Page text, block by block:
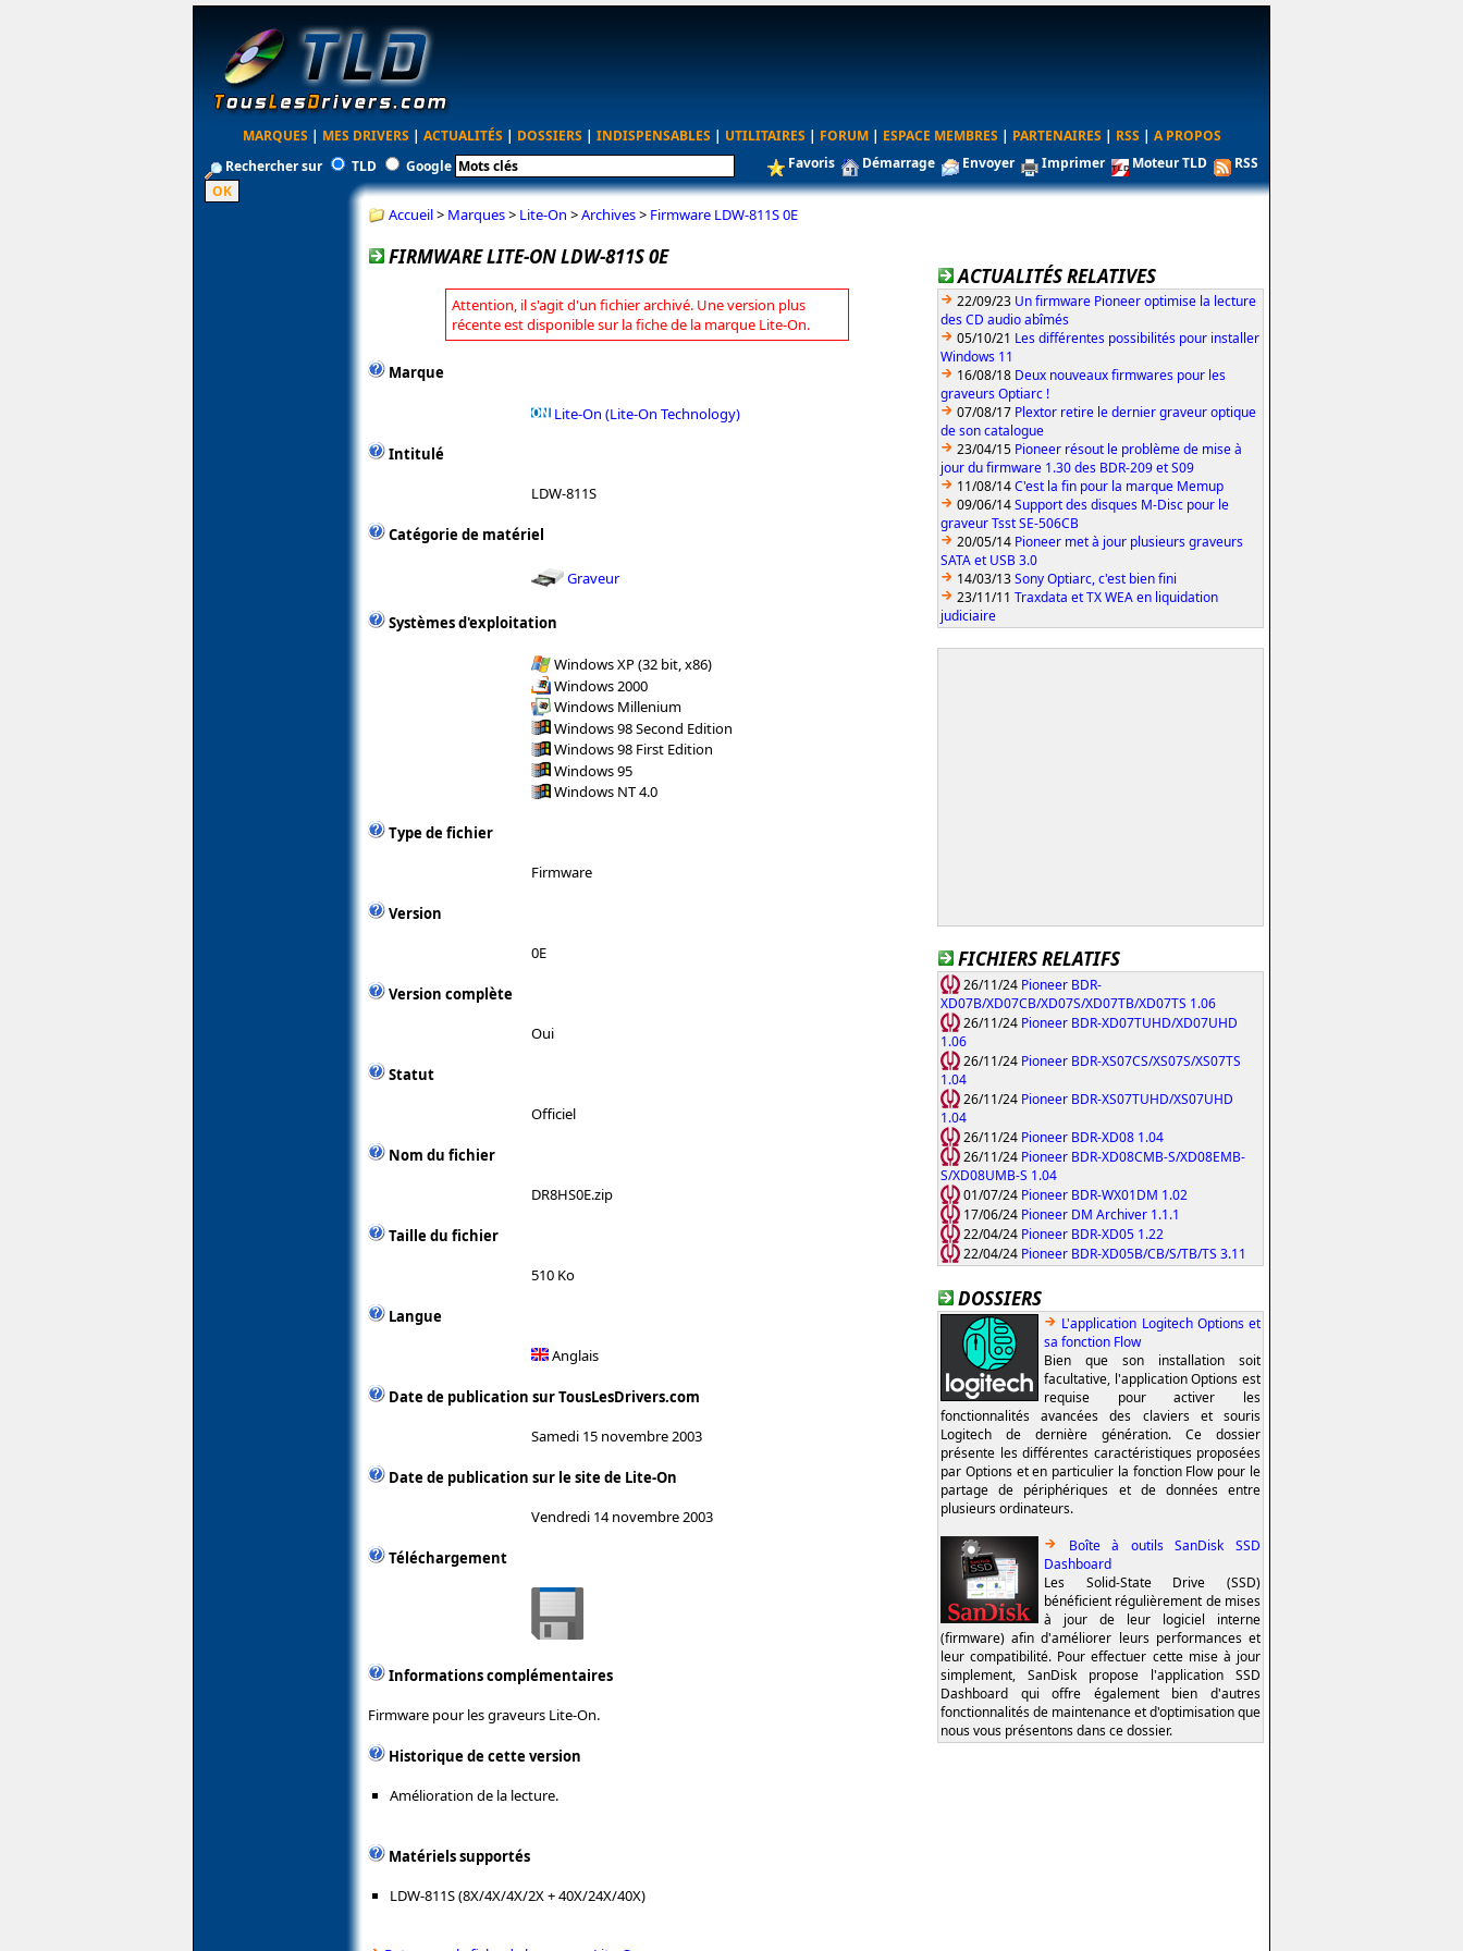
MARQUES | MES DRIVERS | ACTUALITÉS | DOSSIERS | INDISPENSABLES | UTILITAIRES | FORUM | ESPACE MEMBRES | PARTENAIRES | RSS | A PROPOS
Rechercher sur
TLD Google Favoris Démarrage Envoyer Imprimer Moteur TLD RSS
Accueil> Marques> Lite-On >Archives> Firmware LDW-811S 0E
FIRMWARE LITE-ON LDW-811S 0E
Attention, il s'agit d'un fichier archivé. Une version plus
récente est disponible sur la fiche de la marque Lite-On.
Marque
Lite-On (Lite-On Technology)
Intitulé
LDW-811S
Catégorie de matériel
Graveur
Systèmes d'exploitation
Windows XP (32 bit, x86)
Windows 2000
Windows Millenium
Windows 98 Second Edition
Windows 98 First Edition
Windows 95
Windows NT 4.0
Type de fichier
Firmware
Version
0E
Version complète
Oui
Statut
Officiel
Nom du fichier
DR8HS0E.zip
Taille du fichier
510 Ko
Langue
Anglais
Date de publication sur TousLesDrivers.com
Samedi 15 novembre 2003
Date de publication sur le site de Lite-On
Vendredi 14 novembre 2003
Téléchargement
Informations complémentaires
Firmware pour les graveurs Lite-On.
Historique de cette version
Amélioration de la lecture.
Matériels supportés
LDW-811S (8X/4X/4X/2X + 40X/24X/40X)
ACTUALITÉS RELATIVES
22/09/23 Un firmware Pioneer optimise la lecture
des CD audio abîmés
05/10/21 Les différentes possibilités pour installer
Windows 11
16/08/18 Deux nouveaux firmwares pour les
graveurs Optiarc !
07/08/17 Plextor retire le dernier graveur optique
de son catalogue
23/04/15 Pioneer résout le problème de mise à
jour du firmware 1.30 des BDR-209 et S09
11/08/14C'est la fin pour la marque Memup
09/06/14Support des disques M-Disc pour le
graveur Tsst SE-506CB
20/05/14 Pioneer met à jour plusieurs graveurs
SATA et USB 3.0
14/03/13Sony Optiarc, c'est bien fini
23/11/11 Traxdata et TX WEA en liquidation
judiciaire
FICHIERS RELATIFS
26/11/24 Pioneer BDR-
XD07B/XD07CB/XD07S/XD07TB/XD07TS 1.06
26/11/24 Pioneer BDR-XD07TUHD/XD07UHD
1.06
26/11/24 Pioneer BDR-XS07CS/XS07S/XS07TS
1.04
26/11/24 Pioneer BDR-XS07TUHD/XS07UHD
1.04
26/11/24 Pioneer BDR-XD08 1.04
26/11/24 Pioneer BDR-XD08CMB-S/XD08EMB-
S/XD08UMB-S 1.04
01/07/24 Pioneer BDR-WX01DM 1.02
17/06/24 Pioneer DM Archiver 1.1.1
22/04/24 Pioneer BDR-XD05 1.22
22/04/24 Pioneer BDR-XD05B/CB/S/TB/TS 3.11
DOSSIERS
L'application Logitech Options et
sa fonction Flow
Bien que son installation soit
facultative, l'application Options est
requise pour activer les
fonctionnalités avancées des claviers et souris
Logitech de dernière génération. Ce dossier
présente les différentes caractéristiques proposées
par Options et en particulier la fonction Flow pour le
partage de périphériques et de données entre
plusieurs ordinateurs.
Boîte à outils SanDisk SSD
Dashboard
Les Solid-State Drive (SSD)
bénéficient régulièrement de mises
à jour de leur logiciel interne
(firmware) afin d'améliorer leurs performances et
leur compatibilité. Pour effectuer cette mise à jour
simplement, SanDisk propose l'application SSD
Dashboard qui offre également bien d'autres
fonctionnalités de maintenance et d'optimisation que
nous vous présentons dans ce dossier.